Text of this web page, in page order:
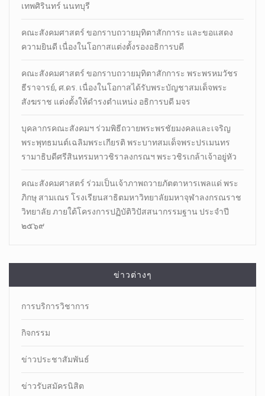
เทพศิรินทร์ นนทบุรี
คณะสังคมศาสตร์ ขอกราบถวายมุทิตาสักการะ และขอแสดง
ความยินดี เนื่องในโอกาสแต่งตั้งรองอธิการบดี
คณะสังคมศาสตร์ ขอกราบถวายมุทิตาสักการะ พระพรหมวัชร
ธีราจารย์, ศ.ดร. เนื่องในโอกาสได้รับพระบัญชาสมเด็จพระ
สังฆราช แต่งตั้งให้ดำรงตำแหน่ง อธิการบดี มจร
บุคลากรคณะสังคมฯ ร่วมพิธีถวายพระพรชัยมงคลและเจริญ
พระพุทธมนต์เฉลิมพระเกียรติ พระบาทสมเด็จพระปรเมนทร
รามาธิบดีศรีสินทรมหาวชิราลงกรณฯ พระวชิรเกล้าเจ้าอยู่หัว
คณะสังคมศาสตร์ ร่วมเป็นเจ้าภาพถวายภัตตาหารเพลแด่ พระ
ภิกษุ สามเณร โรงเรียนสาธิตมหาวิทยาลัยมหาจุฬาลงกรณราช
วิทยาลัย ภายใต้โครงการปฏิบัติวิปัสสนากรรมฐาน ประจำปี
๒๕๖๙
ข่าวต่างๆ
การบริการวิชาการ
กิจกรรม
ข่าวประชาสัมพันธ์
ข่าวรับสมัครนิสิต